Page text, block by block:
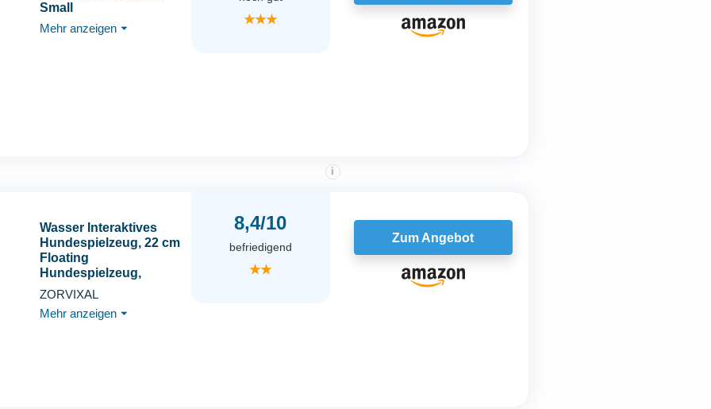
Small
Mehr anzeigen ⏷
★★★
Wasser Interaktives
Hundespielzeug, 22 cm
Floating
Hundespielzeug,
Wasserspielzeug für
Hunde, Hunde
Spielzeug
ZORVIXAL
Mehr anzeigen ⏷
8,4/10
i
befriedigend
★★
Zum Angebot